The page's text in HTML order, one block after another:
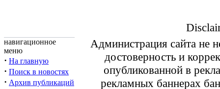
навигационное
меню
· На главную
· Поиск в новостях
· Архив публикаций
Администрация сайта не
достоверность и
опубликованной в
рекламных баннерах